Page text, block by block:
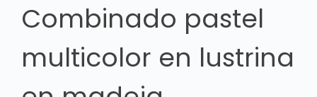
Combinado pastel
multicolor en lustrina